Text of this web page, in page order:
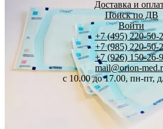
Доставка и
Поиск по ДВ
Войти
+7 (495) 220-50-
+7 (985) 220-50-
+7 (926) 150-26-
mail@orion-
c 10.00 до 17.00, пн-пт,